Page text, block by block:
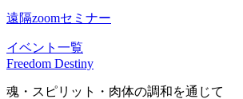
遠隔zoomセミナー
イベント一覧
Freedom Destiny
魂・スピリット・肉体の調和を通じて